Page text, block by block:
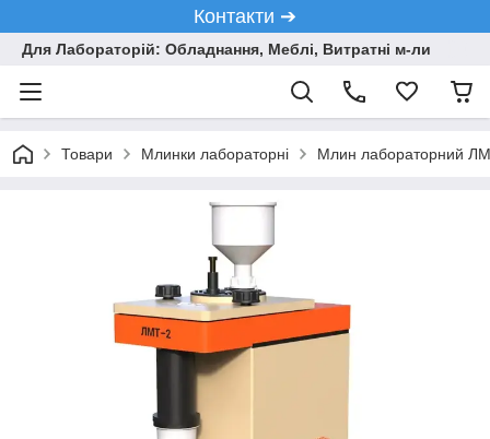
Контакти ➔
Для Лабораторій: Обладнання, Меблі, Витратні м-ли
Товари Млинки лабораторні Млин лабораторний